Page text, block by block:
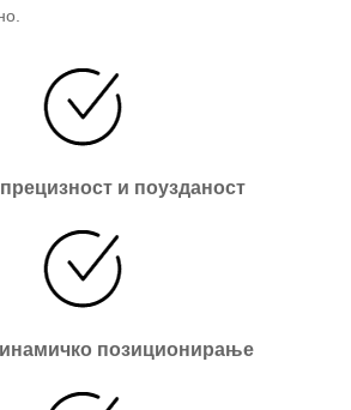
прецизност и поузданост
позиционирање